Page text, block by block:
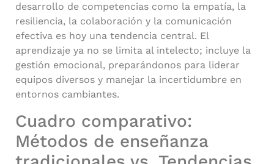
desarrollo de competencias como la empatía, la
resiliencia, la colaboración y la comunicación
efectiva es hoy una tendencia central. El
aprendizaje ya no se limita al intelecto; incluye la
gestión emocional, preparándonos para liderar
equipos diversos y manejar la incertidumbre en
entornos cambiantes.
Cuadro comparativo:
Métodos de enseñanza